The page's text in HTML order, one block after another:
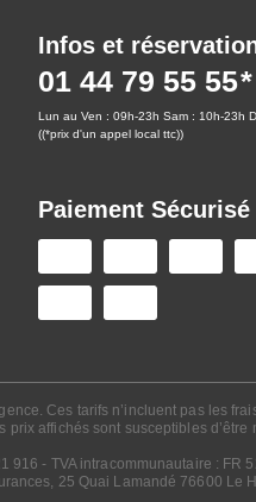
Infos et
01 44 79 55 55
((*prix d'un appel local ttc))
Lun au Ven : 09h-23h Sam : 10h-23h
Paiement Sécurisé
Ces tarifs n’incluent pas les
affichés sont susceptibles d’être
- TVA intracommunautaire : FR
25 Quai Lamandé 76600 Le